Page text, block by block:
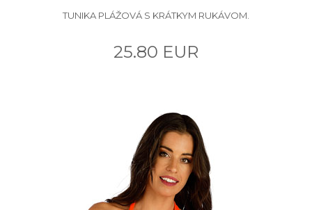
TUNIKA PLÁŽOVÁ S KRÁTKYM RUKÁVOM.
25.80 EUR